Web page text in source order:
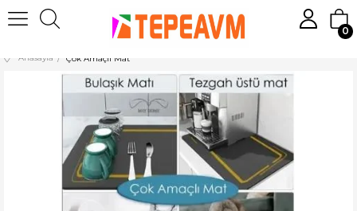
0
Anasayfa Çok Amaçlı Mat